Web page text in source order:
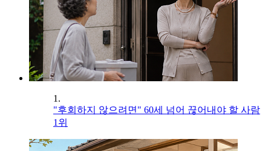
1.
"후회하지 않으려면" 60세 넘어 끊어내야 할 사람
1위